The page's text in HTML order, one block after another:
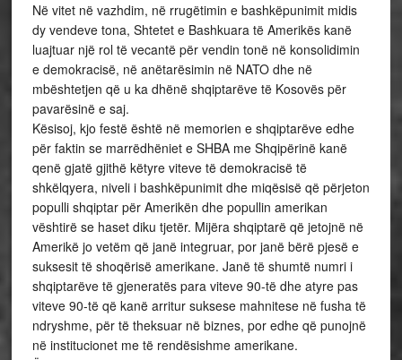
Në vitet në vazhdim, në rrugëtimin e bashkëpunimit midis
dy vendeve tona, Shtetet e Bashkuara të Amerikës kanë
luajtuar një rol të vecantë për vendin tonë në konsolidimin
e demokracisë, në anëtarësimin në NATO dhe në
mbështetjen që u ka dhënë shqiptarëve të Kosovës për
pavarësinë e saj.
Kësisoj, kjo festë është në memorien e shqiptarëve edhe
për faktin se marrëdhëniet e SHBA me Shqipërinë kanë
qenë gjatë gjithë këtyre viteve të demokracisë të
shkëlqyera, niveli i bashkëpunimit dhe miqësisë që përjeton
populli shqiptar për Amerikën dhe popullin amerikan
vështirë se haset diku tjetër. Mijëra shqiptarë që jetojnë në
Amerikë jo vetëm që janë integruar, por janë bërë pjesë e
suksesit të shoqërisë amerikane. Janë të shumtë numri i
shqiptarëve të gjeneratës para viteve 90-të dhe atyre pas
viteve 90-të që kanë arritur suksese mahnitese në fusha të
ndryshme, për të theksuar në biznes, por edhe që punojnë
në institucionet me të rendësishme amerikane.